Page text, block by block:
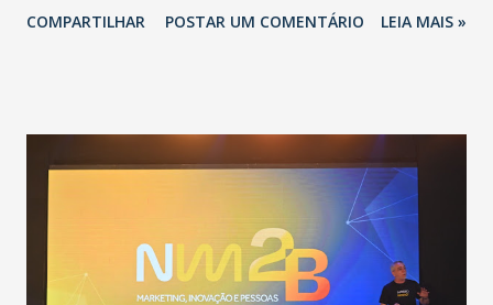
adotadas pelo Governo do Estado na contenção da
população suspeita e de cuidados com os ambientes
públicos e domiciliares. “Nós não estamos vivendo uma
epidemia comum, como temos em todos os anos, com
aumento de casos de dengue, influenza ou H1N1. Trata-se
de uma epidemia com um vírus diferente, com um poder de
COMPARTILHAR POSTAR UM COMENTÁRIO LEIA MAIS »